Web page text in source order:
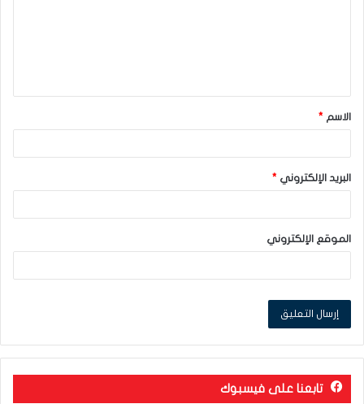
ق
*
الاسم *
البريد الإلكتروني *
الموقع الإلكتروني
تابعنا على فيسبوك